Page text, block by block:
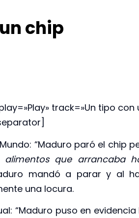
chip
track=»Un tipo con
“Maduro paró el chip
que arrancaba
mandó a parar y al
una locura.
“Maduro puso en